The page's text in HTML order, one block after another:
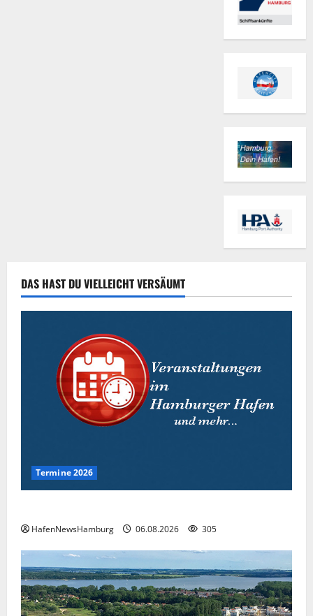
DAS HAST DU VIELLEICHT VERSÄUMT
Termine 2026
HafenNewsHamburg 06.08.2026 305